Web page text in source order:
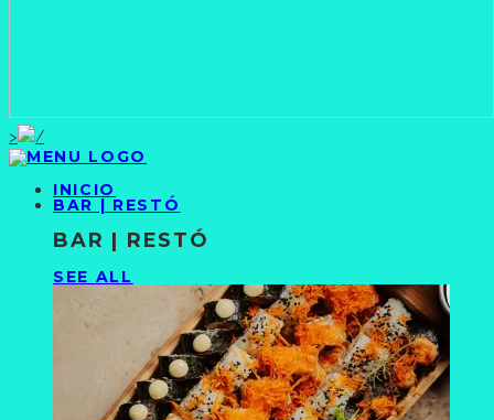
>
INICIO
BAR | RESTÓ
BAR | RESTÓ
SEE ALL